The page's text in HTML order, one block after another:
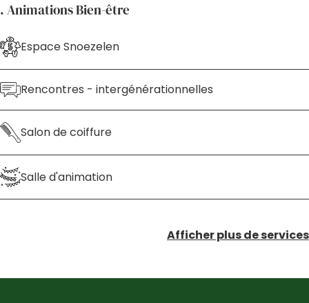
. Animations Bien-être
Espace Snoezelen
Rencontres - intergénérationnelles
Salon de coiffure
Salle d'animation
Afficher plus de services